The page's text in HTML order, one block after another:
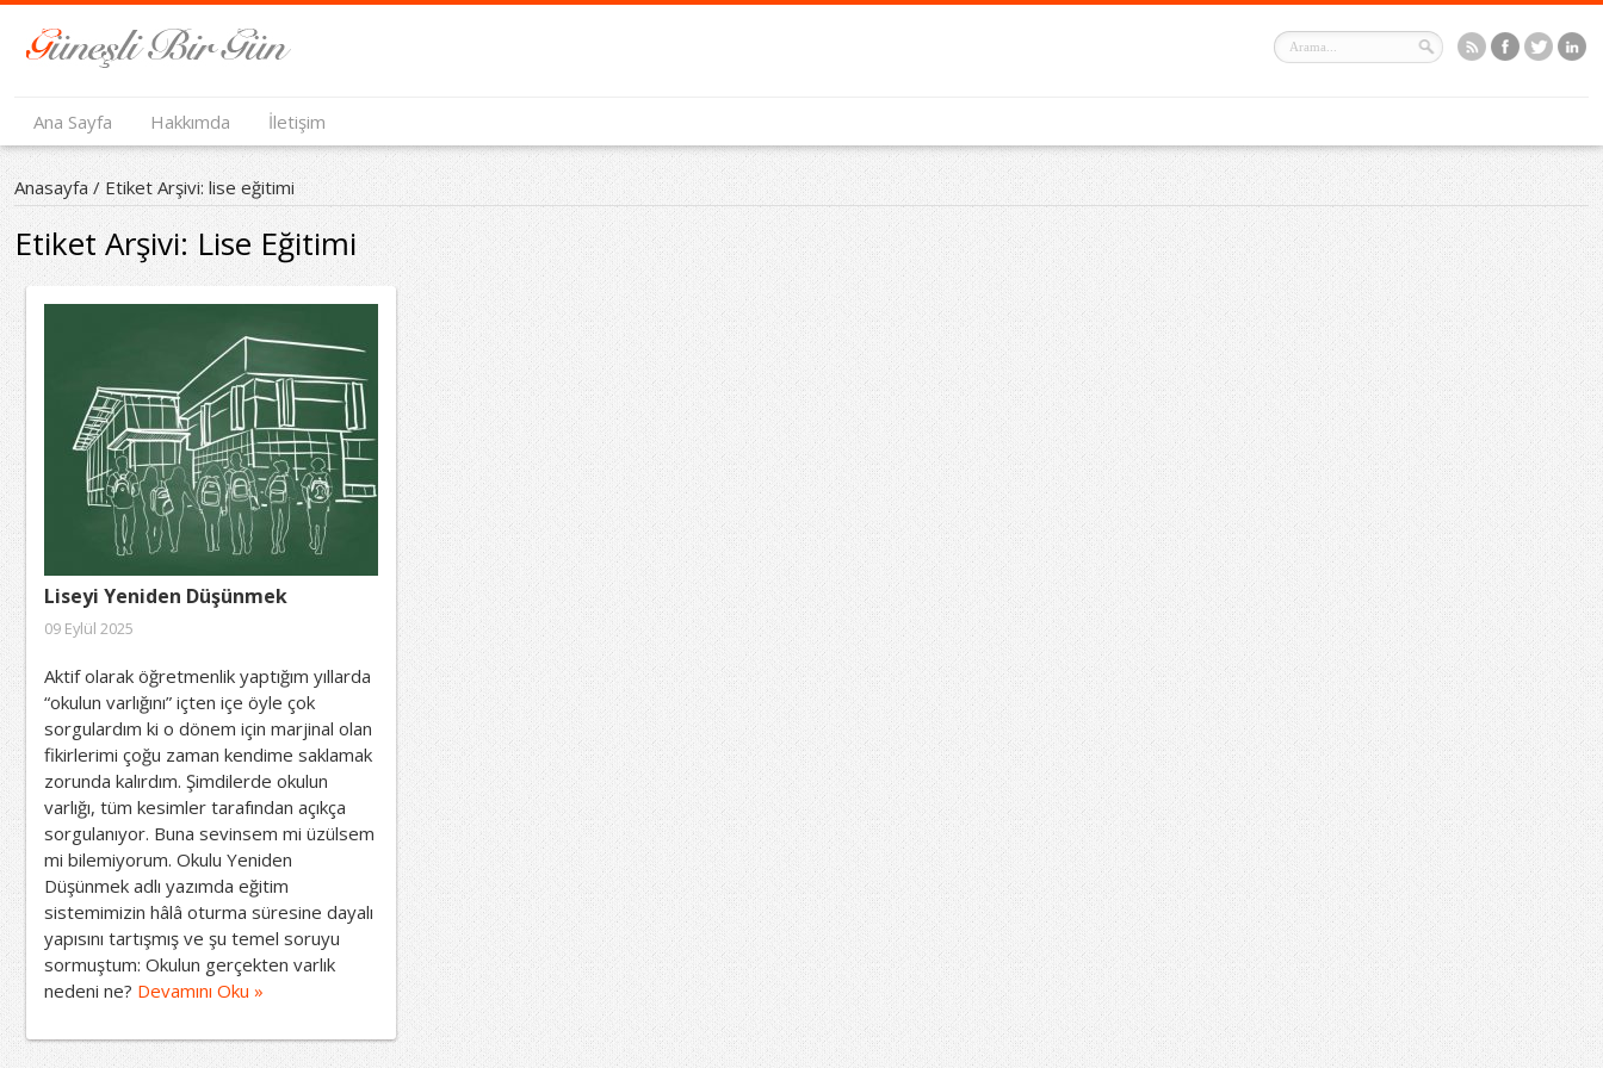
Ana Sayfa Hakkımda İletişim
Anasayfa/ Etiket Arşivi: lise eğitimi
Etiket Arşivi: Lise Eğitimi
Liseyi Yeniden Düşünmek
09 Eylül 2025
Aktif olarak öğretmenlik yaptığım yıllarda
“okulun varlığını” içten içe öyle çok
sorgulardım ki o dönem için marjinal olan
fikirlerimi çoğu zaman kendime saklamak
zorunda kalırdım. Şimdilerde okulun
varlığı, tüm kesimler tarafından açıkça
sorgulanıyor. Buna sevinsem mi üzülsem
mi bilemiyorum. Okulu Yeniden
Düşünmek adlı yazımda eğitim
sistemimizin hâlâ oturma süresine dayalı
yapısını tartışmış ve şu temel soruyu
sormuştum: Okulun gerçekten varlık
nedeni ne? Devamını Oku »